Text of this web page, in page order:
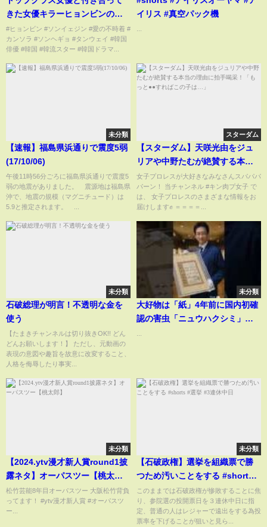
きた女優キラーヒョンビンの元
カノ達
#ヒョンビン #ソンイェジン #愛の不時着 #
カンソラ #ソンヘギョ #タンウェイ #韓国
俳優 ​​​#韓国 #韓流スター #韓国ドラマ​​...
イリス #真空パック機
未分類
【速報】福島県浜通りで震度5弱
(17/10/06)
午後11時56分ごろに福島県浜通りで震度5
弱の地震がありました。 震源地は福島県
沖で、地震の規模（マグニチュード）は
5.9と推定されます。 ...
スターダム
【スターダム】天咲光由をジュ
リアや中野たむが絶賛する本当
の理由に拍手喝采！「もっと●●
すればこの子は…」
女子プロレスが大好きなみなさんスパパパ
パーン！ 当チャンネル #キン肉プ女子 で
は、 女子プロレスのさまざまな情報をお
届けします✊ ＝＝＝＝...
未分類
石破総理が明言！不透明な金を
使う
【たまきチャンネルは切り抜きOK!! どん
どんお願いします！】 ただし、元動画の
表現の意図や趣旨を故意に改変すること、
人格を侮辱したり事実...
未分類
大好物は「紙」4年前に国内初確
認の害虫「ニュウハクシミ」急
未分類
【2024.ytv漫才新人賞round1披
露ネタ】オーパスツー【桃太
郎】
松竹芸能8年目オーパスツー 大阪松竹背負
ってます！ #ytv漫才新人賞 #オーパスツ
ー...
未分類
【石破政権】選挙を組織票で勝
つため汚いことをする #shorts #
選挙 #3連休中日
このままでは石破政権が惨敗することに焦
り、参院選の投開票日を３連休中日に指
定、普通の人はレジャーで遠出をする為投
票率を下げることが狙いと見ら...